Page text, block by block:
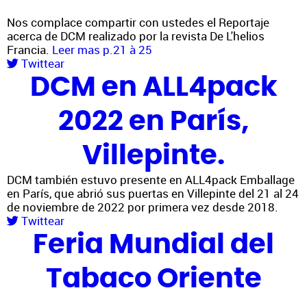
Nos complace compartir con ustedes el Reportaje
acerca de DCM realizado por la revista De L'helios
Francia. Leer mas p.21 à 25
Twittear
DCM en ALL4pack
2022 en París,
Villepinte.
DCM también estuvo presente en ALL4pack Emballage
en París, que abrió sus puertas en Villepinte del 21 al 24
de noviembre de 2022 por primera vez desde 2018.
Twittear
Feria Mundial del
Tabaco Oriente